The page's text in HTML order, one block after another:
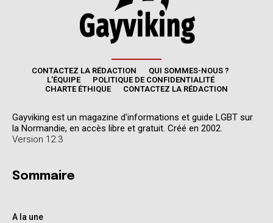
CONTACTEZ LA RÉDACTION
QUI SOMMES-NOUS ?
L’ÉQUIPE
POLITIQUE DE CONFIDENTIALITÉ
CHARTE ÉTHIQUE
CONTACTEZ LA RÉDACTION
Gayviking est un magazine d'informations et guide LGBT sur
la Normandie, en accès libre et gratuit. Créé en 2002.
Version 12.3
Sommaire
A la une